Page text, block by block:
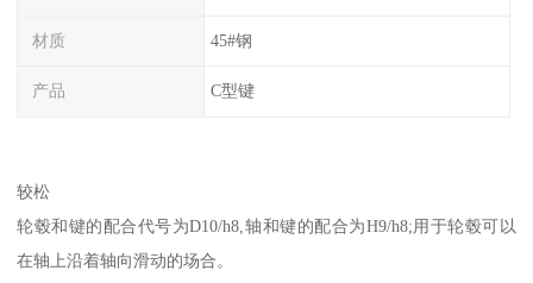
材质 45#钢
产品 C型键
较松
轮毂和键的配合代号为D10/h8,轴和键的配合为H9/h8;用于轮毂可以
在轴上沿着轴向滑动的场合。